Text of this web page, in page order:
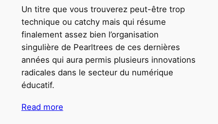
Un titre que vous trouverez peut-être trop
technique ou catchy mais qui résume
finalement assez bien l’organisation
singulière de Pearltrees de ces dernières
années qui aura permis plusieurs innovations
radicales dans le secteur du numérique
éducatif.
Read more